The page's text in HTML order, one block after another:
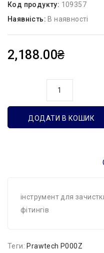
Код продукту: 109357
Наявність: В наявності
2,188.00₴
ДОДАТИ В КОШИК
інструмент для
фітингів
Теги: Prawtech P000Z